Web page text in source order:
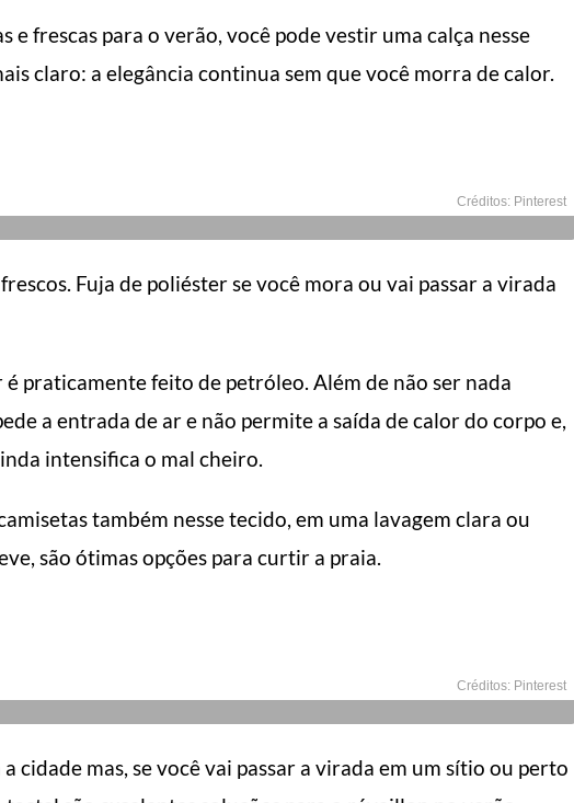
e frescas para o verão, você pode vestir uma calça nesse
claro: a elegância continua sem que você morra de calor.
Créditos: Pinterest
Fuja de poliéster se você mora ou vai passar a virada
praticamente feito de petróleo. Além de não ser nada
a entrada de ar e não permite a saída de calor do corpo e,
intensifica o mal cheiro.
também nesse tecido, em uma lavagem clara ou
são ótimas opções para curtir a praia.
Créditos: Pinterest
cidade mas, se você vai passar a virada em um sítio ou perto
mais
Manual do Homem Moderno
bermuda
Manual do Homem Moderno